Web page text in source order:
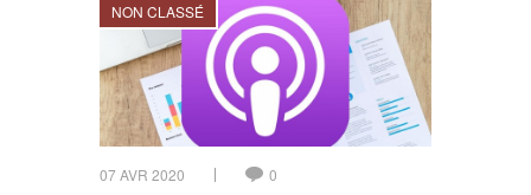
NON CLASSÉ
07 AVR 2020
0